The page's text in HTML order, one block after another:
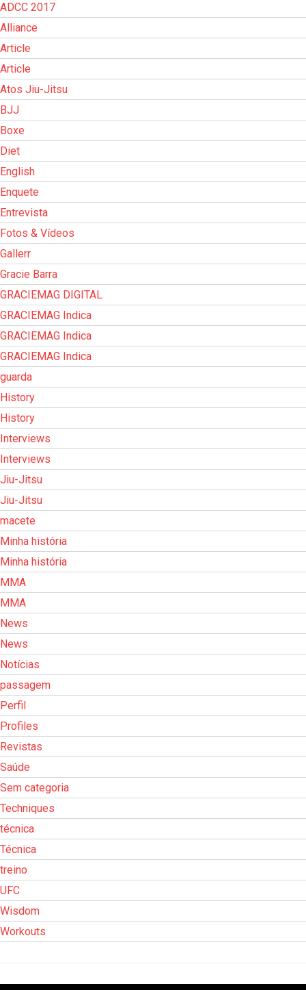
ADCC 2017
Alliance
Article
Article
Atos Jiu-Jitsu
BJJ
Boxe
Diet
English
Enquete
Entrevista
Fotos & Vídeos
Gallerr
Gracie Barra
GRACIEMAG DIGITAL
GRACIEMAG Indica
GRACIEMAG Indica
GRACIEMAG Indica
guarda
History
History
Interviews
Interviews
Jiu-Jitsu
Jiu-Jitsu
macete
Minha história
Minha história
MMA
MMA
News
News
Notícias
passagem
Perfil
Profiles
Revistas
Saúde
Sem categoria
Techniques
técnica
Técnica
treino
UFC
Wisdom
Workouts